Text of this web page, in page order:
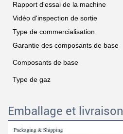
Rapport d'essai de la machine
Vidéo d'inspection de sortie
Type de commercialisation
Garantie des composants de base
Composants de base
Type de gaz
Emballage et livraison